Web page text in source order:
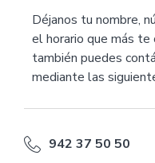
Déjanos tu nombre,
el horario que más te
también puedes
mediante las
942 37 50 50